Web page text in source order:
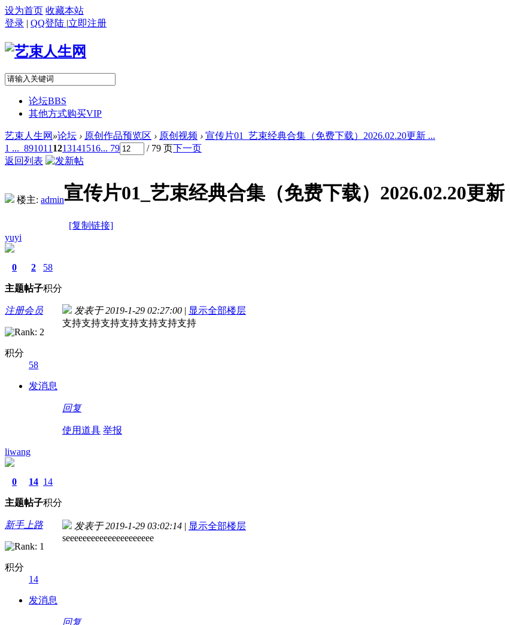
设为首页 收藏本站
登录 | QQ登陆 |立即注册
论坛BBS
其他方式购买VIP
艺束人生网 »论坛 › 原创作品预览区 › 原创视频 › 宣传片01_艺束经典合集（免费下载）2026.02.20更新 ...
1 ... 891011 1213141516... 79 / 79 页下一页
返回列表
楼主: admin宣传片01_艺束经典合集（免费下载）2026.02.20更新
[复制链接]
yuyi
0
主题
2
帖子
58
积分
注册会员
积分
58
发消息
发表于 2019-1-29 02:27:00 | 显示全部楼层
支持支持支持支持支持支持支持
回复
使用道具 举报
liwang
0
主题
14
帖子
14
积分
新手上路
积分
14
发消息
发表于 2019-1-29 03:02:14 | 显示全部楼层
seeeeeeeeeeeeeeeeeeeee
回复